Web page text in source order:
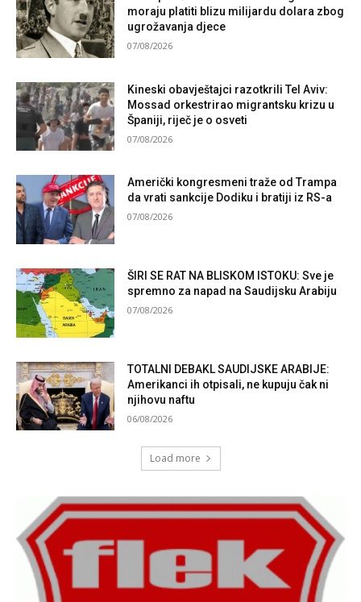
moraju platiti blizu milijardu dolara zbog
ugrožavanja djece
07/08/2026
Kineski obavještajci razotkrili Tel Aviv:
Mossad orkestrirao migrantsku krizu u
Španiji, riječ je o osveti
07/08/2026
Američki kongresmeni traže od Trampa
da vrati sankcije Dodiku i bratiji iz RS-a
07/08/2026
ŠIRI SE RAT NA BLISKOM ISTOKU: Sve je
spremno za napad na Saudijsku Arabiju
07/08/2026
TOTALNI DEBAKL SAUDIJSKE ARABIJE:
Amerikanci ih otpisali, ne kupuju čak ni
njihovu naftu
06/08/2026
Load more